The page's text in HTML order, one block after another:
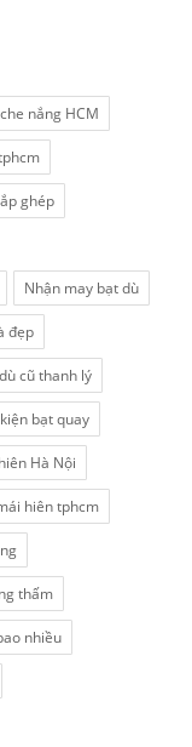
nắng HCM
ghép
Nhận may bạt dù
đẹp
cũ thanh lý
bạt quay
Hà Nội
hiên tphcm
thấm
nhiều